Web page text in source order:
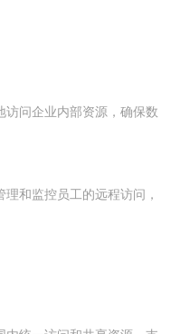
访问企业内部资源，确保数
和监控员工的远程访问，